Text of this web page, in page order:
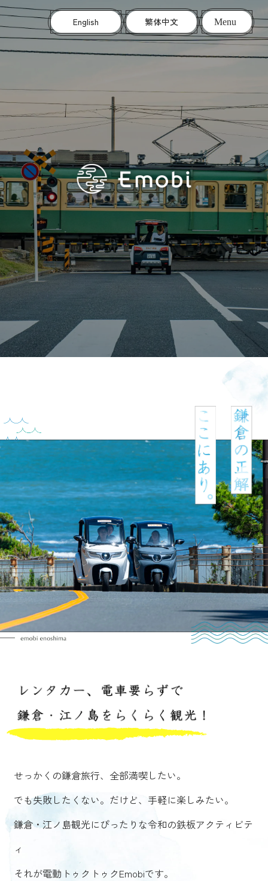
English 繁体中文 Menu
せっかくの鎌倉旅行、全部満喫したい。
でも失敗したくない。だけど、手軽に楽しみたい。
鎌倉・江ノ島観光にぴったりな令和の鉄板アクティビテ
ィ
それが電動トゥクトゥクEmobiです。